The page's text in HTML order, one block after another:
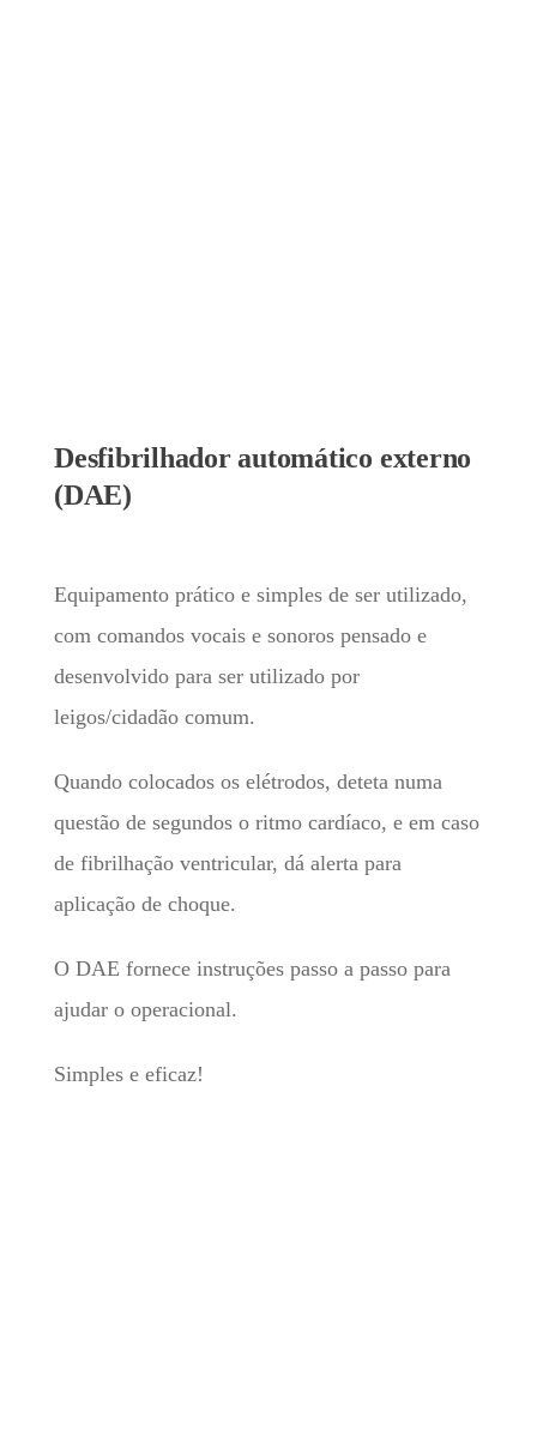
Desfibrilhador automático externo
(DAE)
Equipamento prático e simples de ser utilizado,
com comandos vocais e sonoros pensado e
desenvolvido para ser utilizado por
leigos/cidadão comum.
Quando colocados os elétrodos, deteta numa
questão de segundos o ritmo cardíaco, e em caso
de fibrilhação ventricular, dá alerta para
aplicação de choque.
O DAE fornece instruções passo a passo para
ajudar o operacional.
Simples e eficaz!